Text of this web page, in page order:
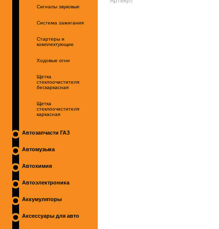
Сигналы звуковые
Система зажигания
Стартеры и
комплектующие
Ходовые огни
Щетка
стеклоочистителя
бескаркасная
Щетка
стеклоочистителя
каркасная
Автозапчасти ГАЗ
Автомузыка
Автохимия
Автоэлектроника
Аккумуляторы
Аксессуары для авто